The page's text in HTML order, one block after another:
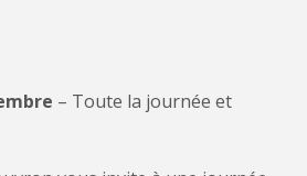
– Toute la journée et